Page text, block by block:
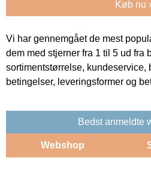
Køb nu
Vi har gennemgået de mest
dem med stjerner fra 1 til 5 ud fra
sortimentstørrelse, kundeservice,
betingelser, leveringsformer og
Bedst anmeldte
Webshop